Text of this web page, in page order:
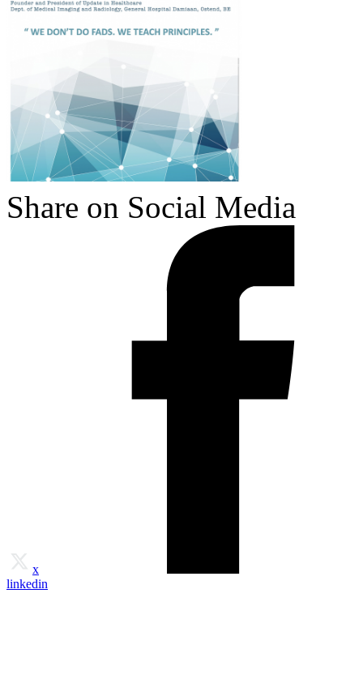
Share on Social Media
x
linkedin